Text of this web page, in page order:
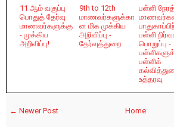
11 ஆம் வகுப்பு
பொதுத் தேர்வு
மாணவர்களுக்கு
- முக்கிய
அறிவிப்பு!
9th to 12th
மாணவர்களுக்கா
ன மிக முக்கிய
அறிவிப்பு -
தேர்வுத்துறை
பள்ளி
பள்ளி
பொறுப்பு -
பள்ளிக்
உத்தரவு
← Newer Post Home